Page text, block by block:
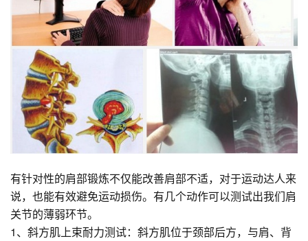
有针对性的肩部锻炼不仅能改善肩部不适，对于运动达人来
说，也能有效避免运动损伤。有几个动作可以测试出我们肩
关节的薄弱环节。
1、斜方肌上束耐力测试：斜方肌位于颈部后方，与肩、背